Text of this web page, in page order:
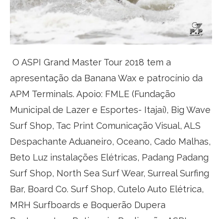
O ASPI Grand Master Tour 2018 tem a
apresentação da Banana Wax e patrocínio da
APM Terminals. Apoio: FMLE (Fundação
Municipal de Lazer e Esportes- Itajaí), Big Wave
Surf Shop, Tac Print Comunicação Visual, ALS
Despachante Aduaneiro, Oceano, Cado Malhas,
Beto Luz instalações Elétricas, Padang Padang
Surf Shop, North Sea Surf Wear, Surreal Surfing
Bar, Board Co. Surf Shop, Cutelo Auto Elétrica,
MRH Surfboards e Boquerão Dupera